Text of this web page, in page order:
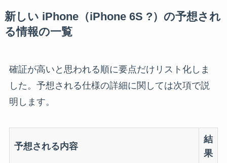
新しい iPhone（iPhone 6S ?）の予想され
る情報の一覧
確証が高いと思われる順に要点だけリスト化しま
した。予想される仕様の詳細に関しては次項で説
明します。
予想される内容
結
果